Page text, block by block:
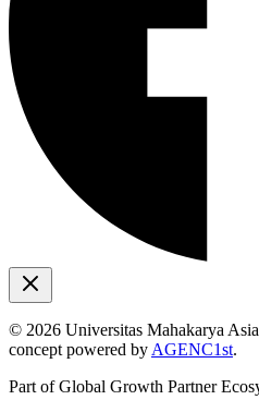
© 2026 Universitas Mahakarya
concept powered by AGENC1st.
Part of Global Growth Partner